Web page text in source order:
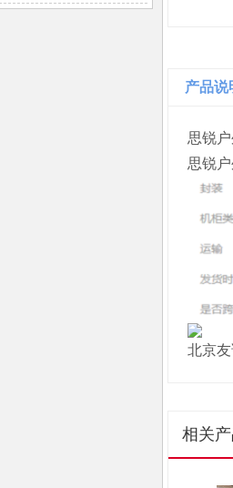
产品说
思锐
思锐
北京
相关